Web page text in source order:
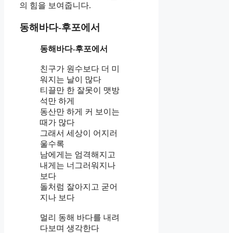
의 힘을 보여줍니다.
동해바다-후포에서
동해바다-후포에서
친구가 원수보다 더 미
워지는 날이 많다
티끌만 한 잘못이 맷방
석만 하게
동산만 하게 커 보이는
때가 많다
그래서 세상이 어지러
울수록
남에게는 엄격해지고
내게는 너그러워지나
보다
돌처럼 잘아지고 굳어
지나 보다
멀리 동해 바다를 내려
다보며 생각한다